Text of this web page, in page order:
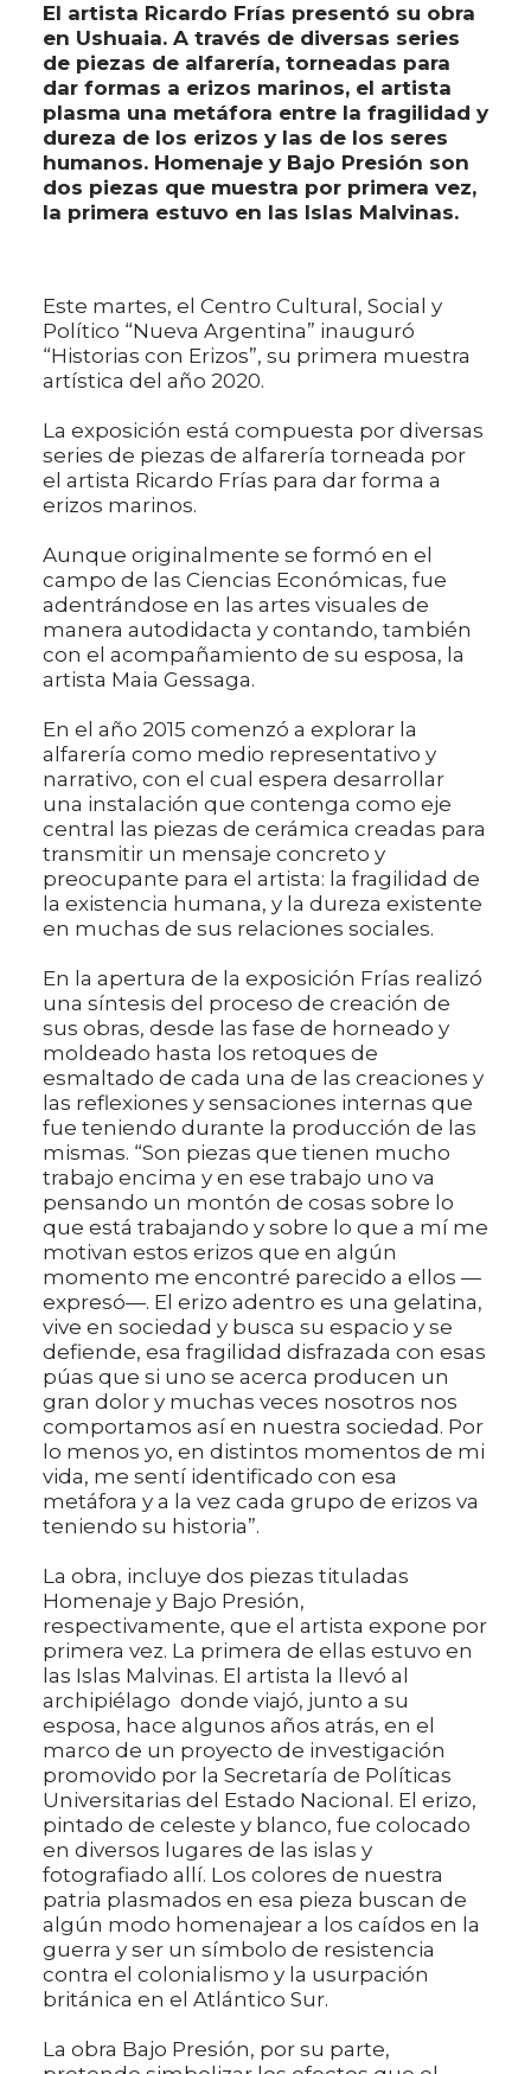
El artista Ricardo Frías presentó su obra
en Ushuaia. A través de diversas series
de piezas de alfarería, torneadas para
dar formas a erizos marinos, el artista
plasma una metáfora entre la fragilidad y
dureza de los erizos y las de los seres
humanos. Homenaje y Bajo Presión son
dos piezas que muestra por primera vez,
la primera estuvo en las Islas Malvinas.
Este martes, el Centro Cultural, Social y
Político “Nueva Argentina” inauguró
“Historias con Erizos”, su primera muestra
artística del año 2020.
La exposición está compuesta por diversas
series de piezas de alfarería torneada por
el artista Ricardo Frías para dar forma a
erizos marinos.
Aunque originalmente se formó en el
campo de las Ciencias Económicas, fue
adentrándose en las artes visuales de
manera autodidacta y contando, también
con el acompañamiento de su esposa, la
artista Maia Gessaga.
En el año 2015 comenzó a explorar la
alfarería como medio representativo y
narrativo, con el cual espera desarrollar
una instalación que contenga como eje
central las piezas de cerámica creadas para
transmitir un mensaje concreto y
preocupante para el artista: la fragilidad de
la existencia humana, y la dureza existente
en muchas de sus relaciones sociales.
En la apertura de la exposición Frías realizó
una síntesis del proceso de creación de
sus obras, desde las fase de horneado y
moldeado hasta los retoques de
esmaltado de cada una de las creaciones y
las reflexiones y sensaciones internas que
fue teniendo durante la producción de las
mismas. “Son piezas que tienen mucho
trabajo encima y en ese trabajo uno va
pensando un montón de cosas sobre lo
que está trabajando y sobre lo que a mí me
motivan estos erizos que en algún
momento me encontré parecido a ellos —
expresó—. El erizo adentro es una gelatina,
vive en sociedad y busca su espacio y se
defiende, esa fragilidad disfrazada con esas
púas que si uno se acerca producen un
gran dolor y muchas veces nosotros nos
comportamos así en nuestra sociedad. Por
lo menos yo, en distintos momentos de mi
vida, me sentí identificado con esa
metáfora y a la vez cada grupo de erizos va
teniendo su historia”.
La obra, incluye dos piezas tituladas
Homenaje y Bajo Presión,
respectivamente, que el artista expone por
primera vez. La primera de ellas estuvo en
las Islas Malvinas. El artista la llevó al
archipiélago donde viajó, junto a su
esposa, hace algunos años atrás, en el
marco de un proyecto de investigación
promovido por la Secretaría de Políticas
Universitarias del Estado Nacional. El erizo,
pintado de celeste y blanco, fue colocado
en diversos lugares de las islas y
fotografiado allí. Los colores de nuestra
patria plasmados en esa pieza buscan de
algún modo homenajear a los caídos en la
guerra y ser un símbolo de resistencia
contra el colonialismo y la usurpación
británica en el Atlántico Sur.
La obra Bajo Presión, por su parte,